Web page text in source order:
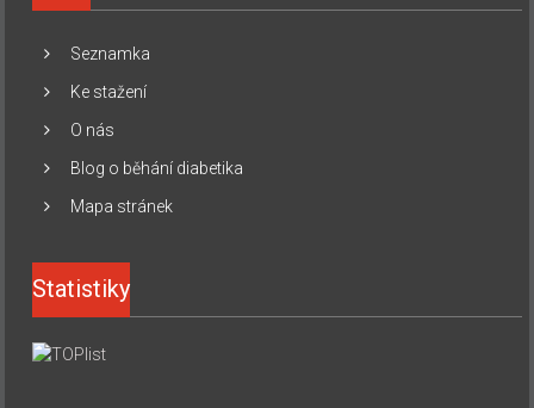
Seznamka
Ke stažení
O nás
Blog o běhání diabetika
Mapa stránek
Statistiky